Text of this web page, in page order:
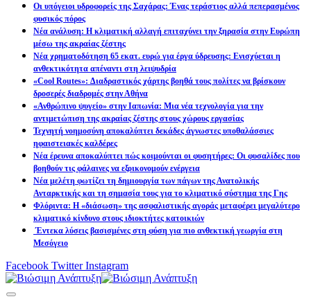
Οι υπόγειοι υδροφορείς της Σαχάρας: Ένας τεράστιος αλλά πεπερασμένος
φυσικός πόρος
Νέα ανάλυση: Η κλιματική αλλαγή επιταχύνει την ξηρασία στην Ευρώπη
μέσω της ακραίας ζέστης
Νέα χρηματοδότηση 65 εκατ. ευρώ για έργα ύδρευσης: Ενισχύεται η
ανθεκτικότητα απέναντι στη λειψυδρία
«Cool Routes»: Διαδραστικός χάρτης βοηθά τους πολίτες να βρίσκουν
δροσερές διαδρομές στην Αθήνα
«Ανθρώπινο ψυγείο» στην Ιαπωνία: Μια νέα τεχνολογία για την
αντιμετώπιση της ακραίας ζέστης στους χώρους εργασίας
Τεχνητή νοημοσύνη αποκαλύπτει δεκάδες άγνωστες υποθαλάσσιες
ηφαιστειακές καλδέρες
Νέα έρευνα αποκαλύπτει πώς κοιμούνται οι φυσητήρες: Οι φυσαλίδες που
βοηθούν τις φάλαινες να εξοικονομούν ενέργεια
Νέα μελέτη φωτίζει τη δημιουργία των πάγων της Ανατολικής
Ανταρκτικής και τη σημασία τους για το κλιματικό σύστημα της Γης
Φλόριντα: Η «διάσωση» της ασφαλιστικής αγοράς μεταφέρει μεγαλύτερο
κλιματικό κίνδυνο στους ιδιοκτήτες κατοικιών
Έντεκα λύσεις βασισμένες στη φύση για πιο ανθεκτική γεωργία στη
Μεσόγειο
Facebook Twitter Instagram